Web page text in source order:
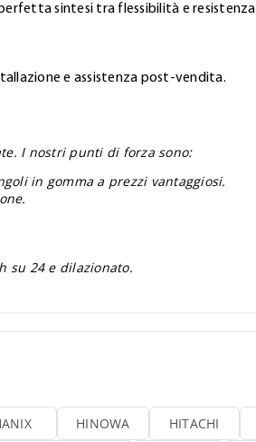
sintesi tra flessibilità e resistenza
e assistenza post-vendita.
I nostri punti di forza sono:
in gomma a prezzi vantaggiosi.
su 24 e dilazionato.
HINOWA HITACHI